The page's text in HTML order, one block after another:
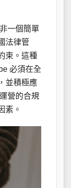
一個簡單
法律管
束。這種
必須在全
並積極應
營的合規
素。